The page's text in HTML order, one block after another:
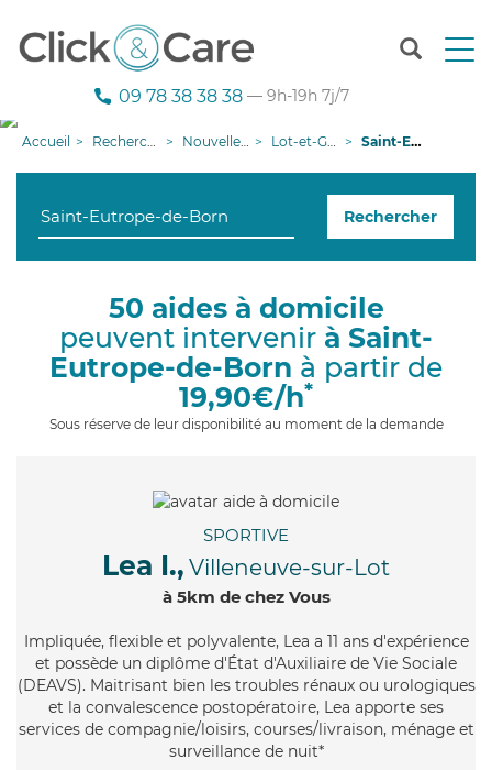
T
n
g
09 78 38 38 38 — 9h-19h 7j/7
Accueil Recherche aide à domicile Nouvelle-Aquitaine Lot-et-Garonne Saint-Eutrope-de-Born
Rechercher
50 aides à domicile
peuvent intervenir à Saint-
Eutrope-de-Born à partir de
19,90€/h*
Sous réserve de leur disponibilité au moment de la demande
SPORTIVE
Lea I., Villeneuve-sur-Lot
à 5km de chez Vous
Impliquée, flexible et polyvalente, Lea a 11 ans d'expérience
et possède un diplôme d'État d'Auxiliaire de Vie Sociale
(DEAVS). Maitrisant bien les troubles rénaux ou urologiques
et la convalescence postopératoire, Lea apporte ses
services de compagnie/loisirs, courses/livraison, ménage et
surveillance de nuit*